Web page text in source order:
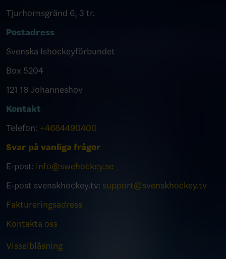
Tjurhornsgränd 6, 3 tr.
Postadress
Svenska Ishockeyförbundet
Box 5204
121 18 Johanneshov
Kontakt
Telefon: +4684490400
Svar på vanliga frågor
E-post: info@swehockey.se
E-post svenskhockey.tv: support@svenskhockey.tv
Faktureringsadress
Kontakta oss
Visselblåsning